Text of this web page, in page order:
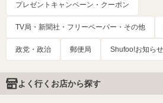
プレゼントキャンペーン・クーポン
TV局・新聞社・フリーペーパー・その他
政党・政治 郵便局 Shufoo!お知らせ
よく行くお店から探す